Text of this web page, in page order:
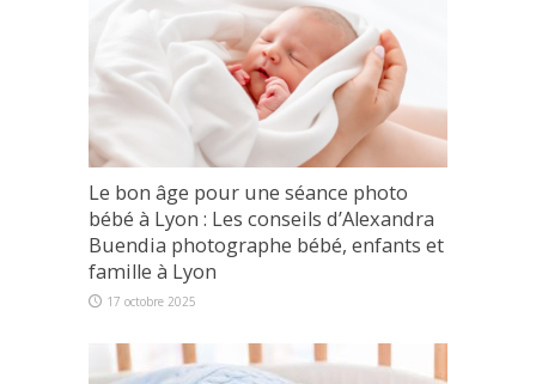
Le bon âge pour une séance photo
bébé à Lyon : Les conseils d’Alexandra
Buendia photographe bébé, enfants et
famille à Lyon
17 octobre 2025